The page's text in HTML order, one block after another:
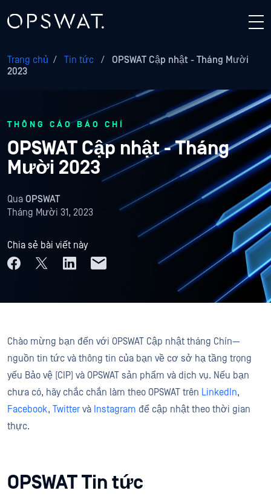
Trang chủ / Tin tức /
OPSWAT Cập nhật - Tháng Mười
2023
THÔNG CÁO BÁO CHÍ
OPSWAT Cập nhật - Tháng
Mười 2023
Qua OPSWAT
Tháng Mười 31, 2023
Chia sẻ bài viết này
Chào mừng bạn đến với OPSWAT Cập nhật tháng Chín—
nguồn tin tức và thông tin của bạn về cơ sở hạ tầng trọng
yếu Bảo vệ (CIP) và OPSWAT sản phẩm và dịch vụ. Nếu bạn
chưa có, hãy chắc chắn làm theo OPSWAT trên LinkedIn,
Facebook, Twitter và Instagram để cập nhật theo thời gian
thực.
OPSWAT Tin tức